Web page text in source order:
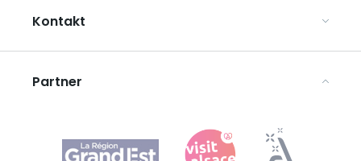
Mediaroom
Datenschutzbestimmungen
Rechtliche Hinweise
Kontakt
Agence Régionale du Tourisme Grand Est
Partner